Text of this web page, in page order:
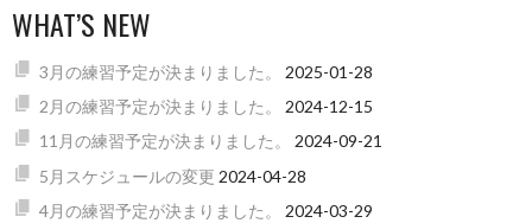
WHAT’S NEW
3月の練習予定が決まりました。
2025-01-28
2月の練習予定が決まりました。
2024-12-15
11月の練習予定が決まりました。
2024-09-21
5月スケジュールの変更 2024-04-28
4月の練習予定が決まりました。
2024-03-29